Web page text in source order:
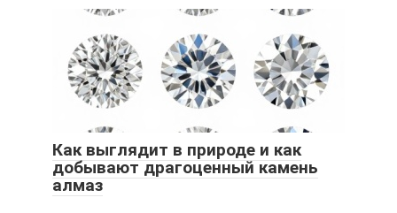
Как выглядит в природе и как
добывают драгоценный камень
алмаз